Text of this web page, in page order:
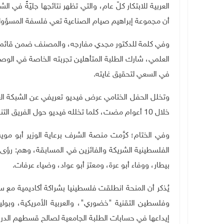
العربية للابتكار كلّ عام، والتي تظهر نتائجها جليّةً في
أن مجموعة إبراهيم صيام الصناعية تعي فلسفة
وفي كلمة للدكتور مجدي مفارجه، والمصنف ضمن قائمة
العلمي، شارك الطلبة المتأهلين تجربته الخاصة في
في السعي لتحقيق غايته.
وتخلل الحفل الختامي عرض فيديو تعريفي عن الشبكة
خلال 10 أعوام مضت، كلما تخلله فيديو حول الفريق التنفيذي للمنحة، وكيفية عمله لإنجاح مسيرة المنحة
وفي الختام؛ كرَّمت منصة الشرف برعاية الوزير أبو
الفلسطينية الشريكة والفائزين ‏في المسابقة، وهم:
بيطار، ووفاء أبو عرة، ومعتز أبو عواد، وضياء عرفات.
يُذكر أن المنحة انطلقت فلسطينيا بشراكة أكاديمية
إيداعها في حسابات الطلبة الجامعية لصالح قسطهم